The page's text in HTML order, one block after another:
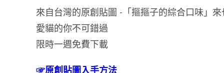
來自台灣的原創貼圖 -「摳摳子的綜合口味」來
愛貓的你不可錯過
限時一週免費下載
☞原創貼圖入手方法